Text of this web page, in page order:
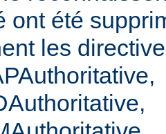
ont été
les